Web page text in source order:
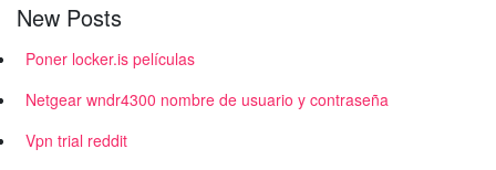
New Posts
Poner locker.is películas
Netgear wndr4300 nombre de usuario y contraseña
Vpn trial reddit